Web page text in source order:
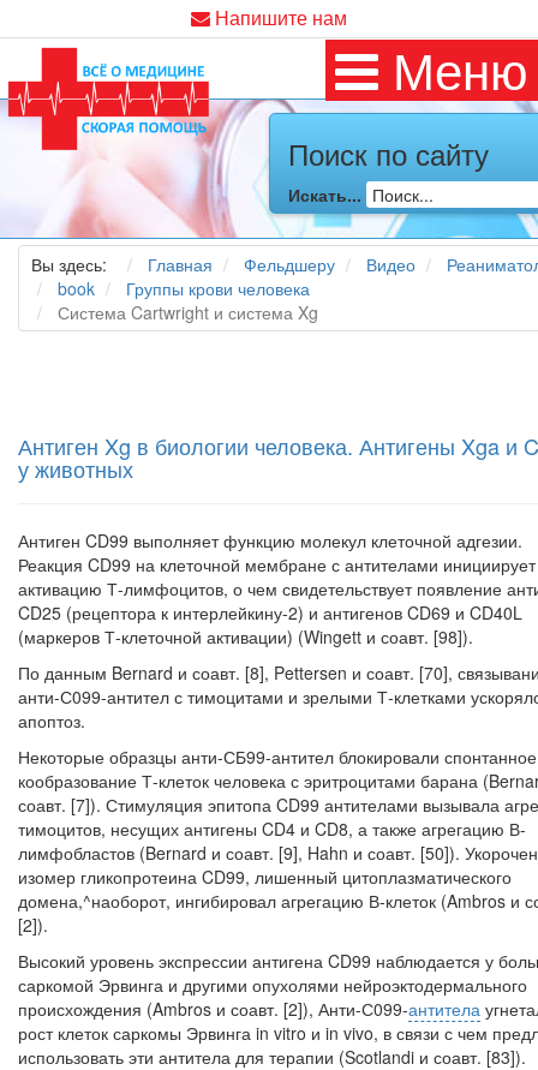
Напишите нам
Меню
Поиск по сайту
Искать...
Вы здесь: Главная Фельдшеру Видео
book
Группы крови человека
Система Cartwright и система Xg
Антиген Xg в биологии человека. Антигены Xga и
у животных
Антиген CD99 выполняет функцию молекул клеточной адгезии.
Реакция CD99 на клеточной мембране с антителами инициирует
активацию Т-лимфоцитов, о чем свидетельствует появление
CD25 (рецептора к интерлейкину-2) и антигенов CD69 и CD40L
(маркеров Т-клеточной активации) (Wingett и соавт. [98]).
По данным Bernard и соавт. [8], Pettersen и соавт. [70],
анти-С099-антител с тимоцитами и зрелыми Т-клетками
апоптоз.
Некоторые образцы анти-СБ99-антител блокировали
кообразование Т-клеток человека с эритроцитами барана
соавт. [7]). Стимуляция эпитопа CD99 антителами вызывала
тимоцитов, несущих антигены CD4 и CD8, а также агрегацию В-
лимфобластов (Bernard и соавт. [9], Hahn и соавт. [50]).
изомер гликопротеина CD99, ли­шенный цитоплазматического
домена,^наоборот, ингибировал агрегацию В-клеток (Ambros и
[2]).
Высокий уровень экспрессии антигена CD99 наблюдается у
сар­комой Эрвинга и другими опухолями нейроэктодермального
происхожде­ния (Ambros и соавт. [2]), Анти-С099-антитела
рост клеток саркомы Эрвинга in vitro и in vivo, в связи с чем
использовать эти антитела для терапии (Scotlandi и соавт. [83]).